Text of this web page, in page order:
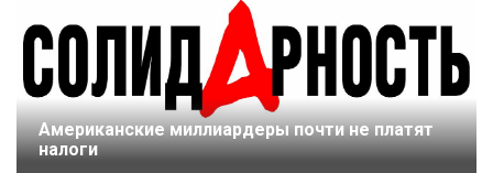
Американские миллиардеры почти не платят
налоги